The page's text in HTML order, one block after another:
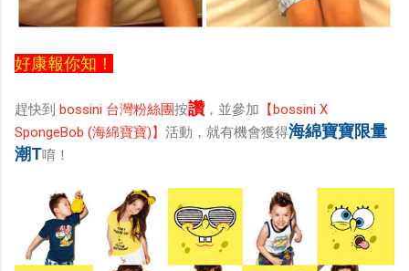
好康報你知！
趕快到 bossini 台灣粉絲團按讚，並參加 【bossini X
SpongeBob (海綿寶寶)】 活動，就有機會獲得海綿寶寶限量
潮T唷！